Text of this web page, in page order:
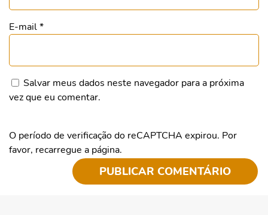
E-mail*
Salvar meus dados neste navegador para a próxima
vez que eu comentar.
O período de verificação do reCAPTCHA expirou. Por
favor, recarregue a página.